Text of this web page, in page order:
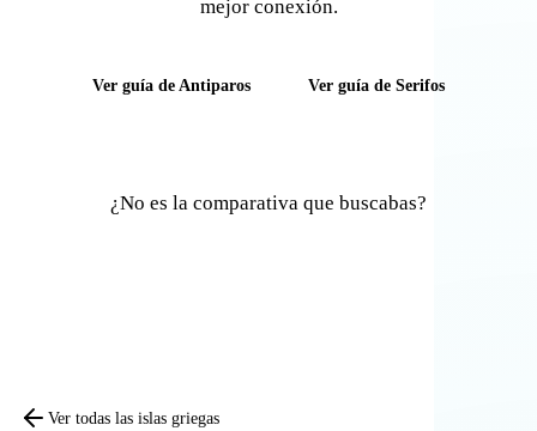
mejor conexión.
Ver guía de Antiparos Ver guía de Serifos
¿No es la comparativa que buscabas?
Ver todas las islas griegas